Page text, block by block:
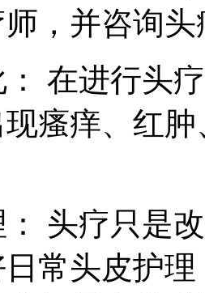
，并咨询
在进行头
瘙痒、红
头疗只是
常头皮护